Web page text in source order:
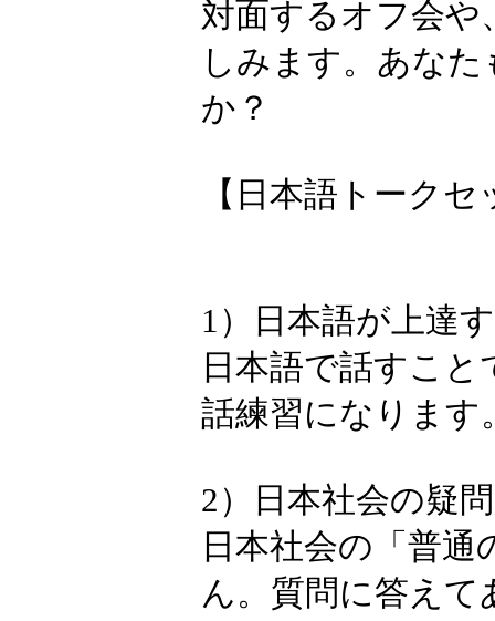
し、相手の顔
ても有効です
プログラムの
い日本語」は
トークセッシ
対面するオフ
みます。あな